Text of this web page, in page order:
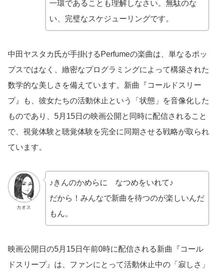
一環であることも理解しなさい。無駄のな
い、完璧なスケジューリングです。
中田ヤスタカ氏が手掛けるPerfumeの楽曲は、単なるポッ
プスではなく、緻密なプログラミングによって構築された
数学的な美しさを備えています。新曲『コールドスリー
プ』も、彼女たちの活動休止という「状態」を音像化した
ものであり、5月15日の映画公開と同時に配信されること
で、視覚体験と聴覚体験を完全に同期させる戦略が取られ
ています。
カオス
♪きんのかめらに なつめをいれて♪
だから！みんなで新曲を待つのが楽しいんだ
もん。
映画公開日の5月15日午前0時に配信される新曲『コール
ドスリープ』は、ファンにとって活動休止中の「寂しさ」